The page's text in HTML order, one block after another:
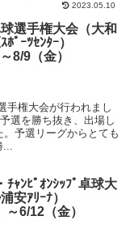
2023.05.10
選手権大会（大和
ﾟｰﾂｾﾝﾀｰ）
8/9（金）
手権大会が行われまし
選を勝ち抜き、出場し
予選リーグからとても
ﾁｬﾝﾋﾟｵﾝｼｯﾌﾟ卓球大
安ｱﾘｰﾅ）
～6/12（金）